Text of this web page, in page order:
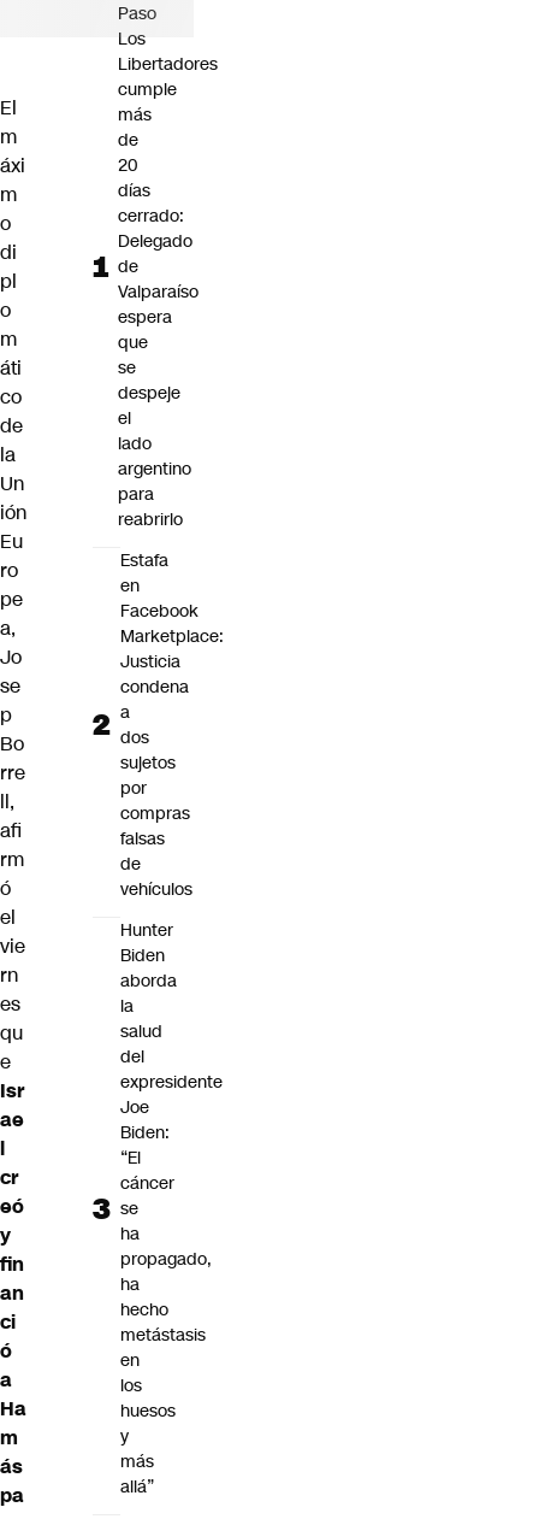
El
m
áxi
m
o
di
pl
o
m
áti
co
de
la
Un
ión
Eu
ro
pe
a,
Jo
se
p
Bo
rre
ll,
afi
rm
ó
el
vie
rn
es
qu
e
Isr
ae
l
cr
eó
y
fin
an
ci
ó
a
Ha
m
ás
pa
Paso
Los
Libertadores
cumple
más
de
20
días
cerrado:
Delegado
de
Valparaíso
espera
que
se
despeje
el
lado
argentino
para
reabrirlo
Estafa
en
Facebook
Marketplace:
Justicia
condena
a
dos
sujetos
por
compras
falsas
de
vehículos
Hunter
Biden
aborda
la
salud
del
expresidente
Joe
Biden:
“El
cáncer
se
ha
propagado,
ha
hecho
metástasis
en
los
huesos
y
más
allá”